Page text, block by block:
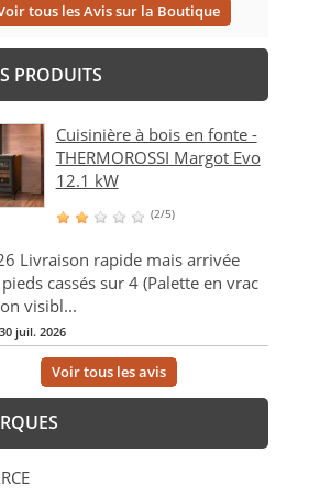
tous les Avis sur la Boutique
PRODUITS
Cuisinière à bois en fonte -
THERMOROSSI Margot Evo
12.1 kW
(2/5)
Livraison rapide mais arrivée
cassés sur 4 (Palette en vrac
visibl...
30 juil. 2026
Voir tous les avis